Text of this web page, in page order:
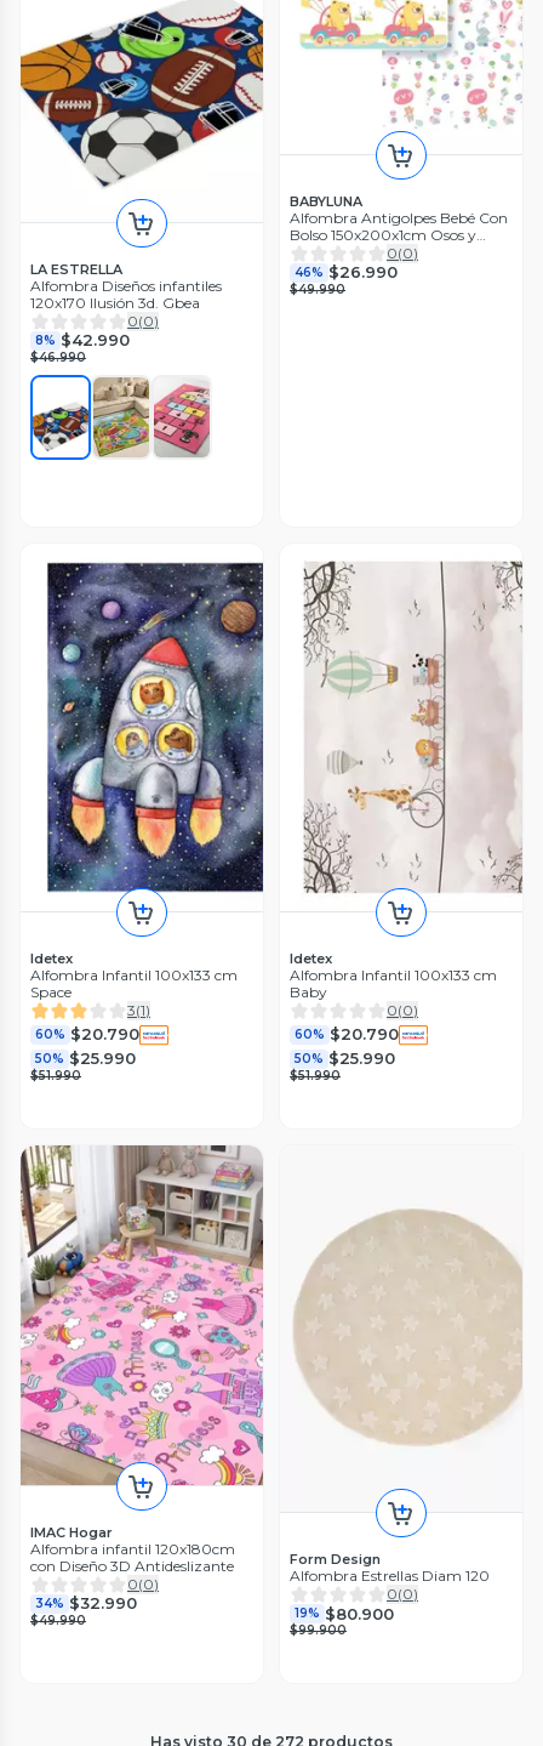
LA ESTRELLA
Alfombra Diseños infantiles
120x170 Ilusión 3d. Gbea
0(0)
8% $42.990
$46.990
BABYLUNA
Alfombra Antigolpes Bebé Con
Bolso 150x200x1cm Osos y
Viajes
0(0)
46% $26.990
$49.990
Idetex
Alfombra Infantil 100x133 cm
Space
3(1)
60% $20.790
50% $25.990
$51.990
Idetex
Alfombra Infantil 100x133 cm
Baby
0(0)
60% $20.790
50% $25.990
$51.990
IMAC Hogar
Alfombra infantil 120x180cm
con Diseño 3D Antideslizante
0(0)
34% $32.990
$49.990
Form Design
Alfombra Estrellas Diam 120
0(0)
19% $80.900
$99.900
Has visto 30 de 272 productos